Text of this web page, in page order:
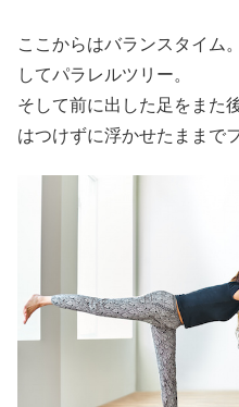
ここからはバランスタイム
してパラレルツリー。
そして前に出した足をまた
はつけずに浮かせたままで